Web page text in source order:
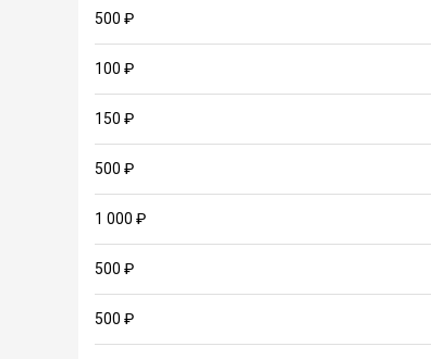
500 ₽
100 ₽
150 ₽
500 ₽
1 000 ₽
500 ₽
500 ₽